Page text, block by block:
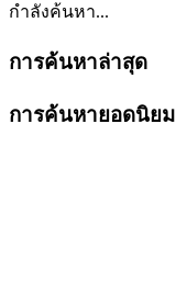
กำลังค้นหา...
การค้นหาล่าสุด
การค้นหายอดนิยม